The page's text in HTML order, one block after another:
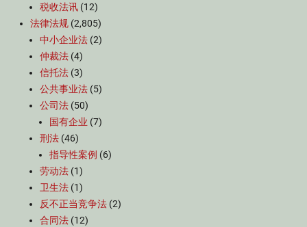
税收法讯 (12)
法律法规 (2,805)
中小企业法 (2)
仲裁法 (4)
信托法 (3)
公共事业法 (5)
公司法 (50)
国有企业 (7)
刑法 (46)
指导性案例 (6)
劳动法 (1)
卫生法 (1)
反不正当竞争法 (2)
合同法 (12)